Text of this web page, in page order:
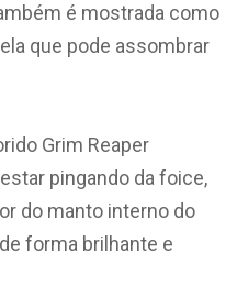
é mostrada como
que pode assombrar
Grim Reaper
pingando da foice,
do manto interno do
forma brilhante e